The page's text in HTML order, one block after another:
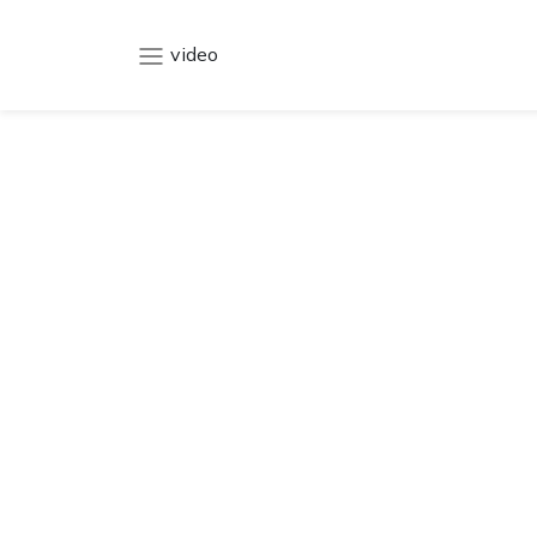
video